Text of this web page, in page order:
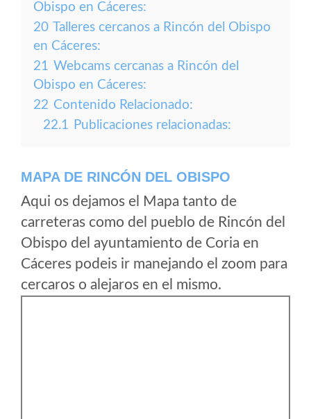
Obispo en Cáceres:
20 Talleres cercanos a Rincón del Obispo
en Cáceres:
21 Webcams cercanas a Rincón del
Obispo en Cáceres:
22 Contenido Relacionado:
22.1 Publicaciones relacionadas:
MAPA DE RINCÓN DEL OBISPO
Aqui os dejamos el Mapa tanto de
carreteras como del pueblo de Rincón del
Obispo del ayuntamiento de Coria en
Cáceres podeis ir manejando el zoom para
cercaros o alejaros en el mismo.